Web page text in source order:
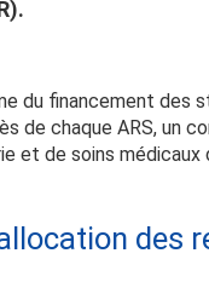
du financement des
de chaque ARS, un
et de soins
des